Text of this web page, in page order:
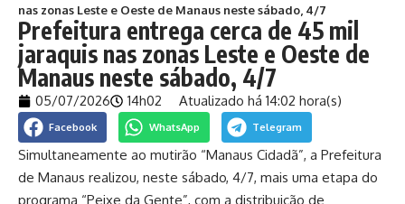
nas zonas Leste e Oeste de Manaus neste sábado, 4/7
Prefeitura entrega cerca de 45 mil
jaraquis nas zonas Leste e Oeste de
Manaus neste sábado, 4/7
05/07/2026 14h02 Atualizado há 14:02 hora(s)
Facebook WhatsApp Telegram
Simultaneamente ao mutirão “Manaus Cidadã”, a Prefeitura
de Manaus realizou, neste sábado, 4/7, mais uma etapa do
programa “Peixe da Gente”, com a distribuição de